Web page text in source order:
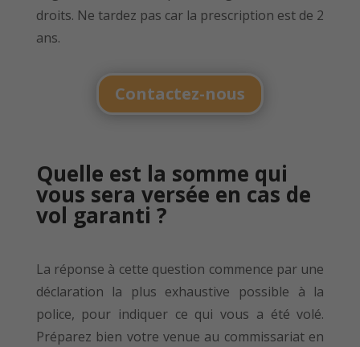
droits. Ne tardez pas car la prescription est de 2
ans.
Contactez-nous
Quelle est la somme qui
vous sera versée en cas de
vol garanti ?
La réponse à cette question commence par une
déclaration la plus exhaustive possible à la
police, pour indiquer ce qui vous a été volé.
Préparez bien votre venue au commissariat en